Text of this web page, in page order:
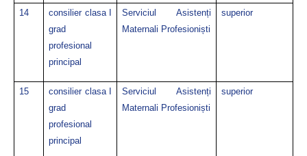
14
consilier clasa I
grad
profesional
principal
Serviciul Asistenți
Maternali Profesioniști
superior
15
consilier clasa I
grad
profesional
principal
Serviciul Asistenți
Maternali Profesioniști
superior